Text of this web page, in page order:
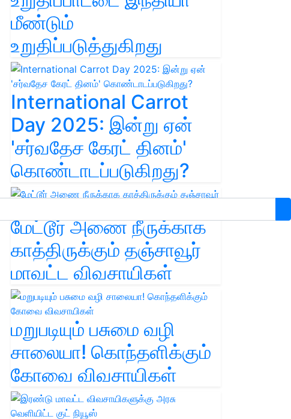
மீண்டும்
உறுதிப்படுத்துகிறது
International Carrot
Day 2025: இன்று ஏன்
'சர்வதேச கேரட் தினம்'
கொண்டாடப்படுகிறது?
மேட்டூர் அணை நீருக்காக
காத்திருக்கும் தஞ்சாவூர்
மாவட்ட விவசாயிகள்
மறுபடியும் பசுமை வழி
சாலையா! கொந்தளிக்கும்
கோவை விவசாயிகள்